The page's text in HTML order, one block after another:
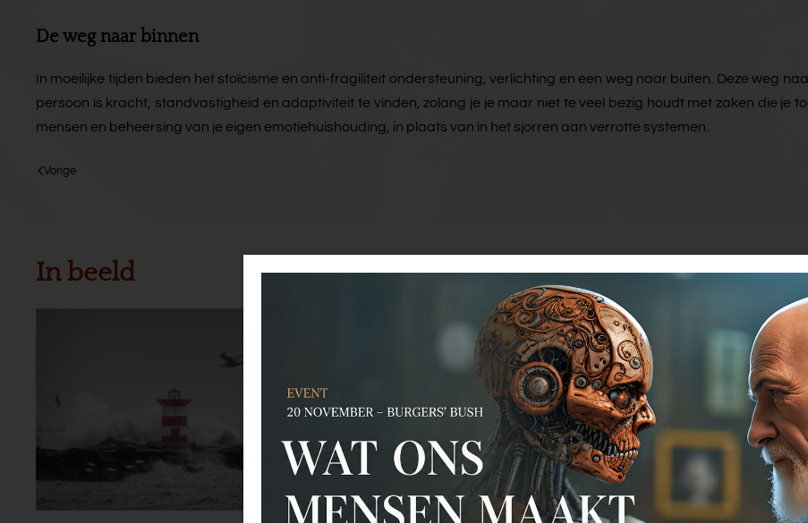
De weg naar binnen
In moeilijke tijden bieden het stoïcisme en anti-fragiliteit ondersteuning, verlichting en een weg naar buiten. Deze weg
persoon is kracht, standvastigheid en adaptiviteit te vinden, zolang je je maar niet te veel bezig houdt met zaken die je
mensen en beheersing van je eigen emotiehuishouding, in plaats van in het sjorren aan verrotte systemen.
Vorige
In beeld